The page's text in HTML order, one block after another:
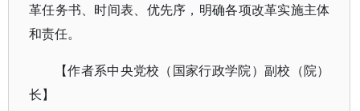
革任务书、时间表、优先序，明确各项改革实施主体
和责任。
【作者系中央党校（国家行政学院）副校（院）
长】